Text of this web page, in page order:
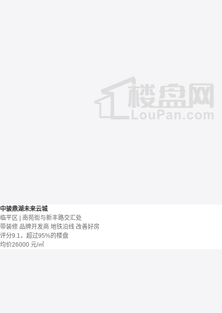
中骏鼎湖未来云城
临平区 | 南苑街与新丰路交汇处
带装修 品牌开发商 地铁沿线 改善好房
评分9.1，超过95%的楼盘
均价26000 元/㎡